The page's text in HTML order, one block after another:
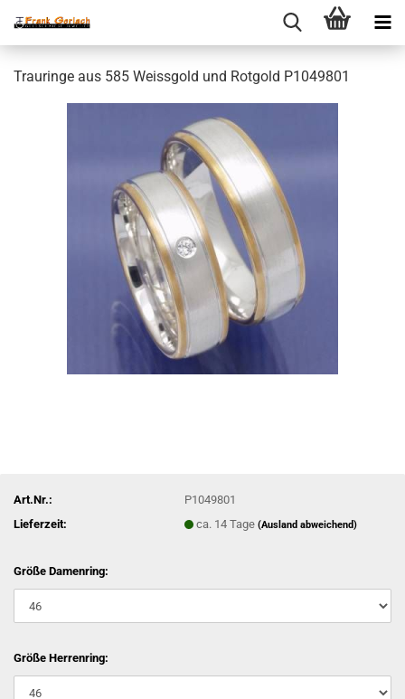
Trauringe aus 585 Weissgold und Rotgold P1049801
Art.Nr.:
P1049801
Lieferzeit:
ca. 14 Tage(Ausland abweichend)
Größe Damenring:
Größe Herrenring: